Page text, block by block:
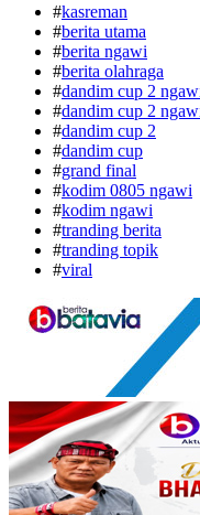
#kasreman
#berita utama
#berita ngawi
#berita olahraga
#dandim cup 2
#dandim cup 2
#dandim cup 2
#dandim cup
#grand final
#kodim 0805 ngawi
#kodim ngawi
#tranding berita
#tranding topik
#viral